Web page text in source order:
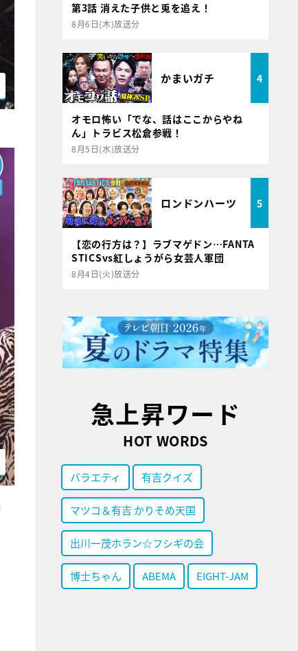
第3話 消えた子供と兎を追え！
8月6日(木)放送分
かまいガチ 4
オモロ怖い「でな、話はここからやね
ん」トラビス松倉参戦！
8月5日(水)放送分
ロンドンハーツ 5
【恋の行方は？】ラブマゲドン…FANTA
STICSvs紅しょうがら女芸人軍団
8月4日(火)放送分
急上昇ワード
HOT WORDS
バラエティ 有吉クイズ
マツコ＆有吉 かりそめ天国
出川一茂ホラン☆フシギの会
博士ちゃん ABEMA EIGHT-JAM